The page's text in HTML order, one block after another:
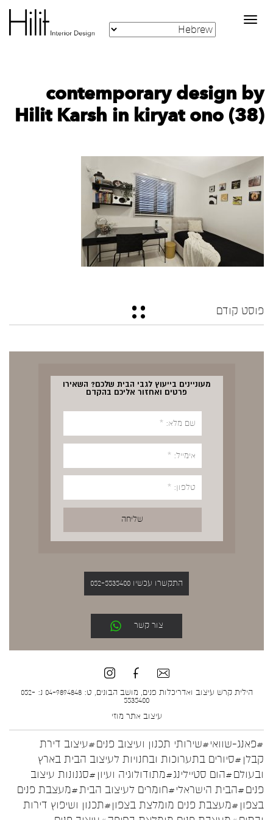
Toggle
navigation
contemporary design by
Hilit Karsh in kiryat ono (38)
פוסט קודם
מעוניינים בייעוץ לגבי הבית שלכם? השאירו
פרטים ואחזור אליכם בהקדם
התקשרו עכשיו 052-5535400
צור קשר
הילית קרש עיצוב ואדריכלות פנים, מושב הבונים, ט: 04-9894848 נ: 052-
5535400
עיצוב אתר מוזי
#פאנג-שוואי#שירותי תכנון ועיצוב פנים#עיצוב דירת
קבלן #סיורים בתערוכות ובחנויות לעיצוב הבית בארץ
ובעולם#הום סטיילינג#מתודולוגיה ועיון #סגנונות עיצוב
פנים#הבית הישראלי#חומרים לעיצוב הבית#מעצבת פנים
בצפון #מעצבת פנים מומלצת בצפון#תכנון ושיפוץ דירות